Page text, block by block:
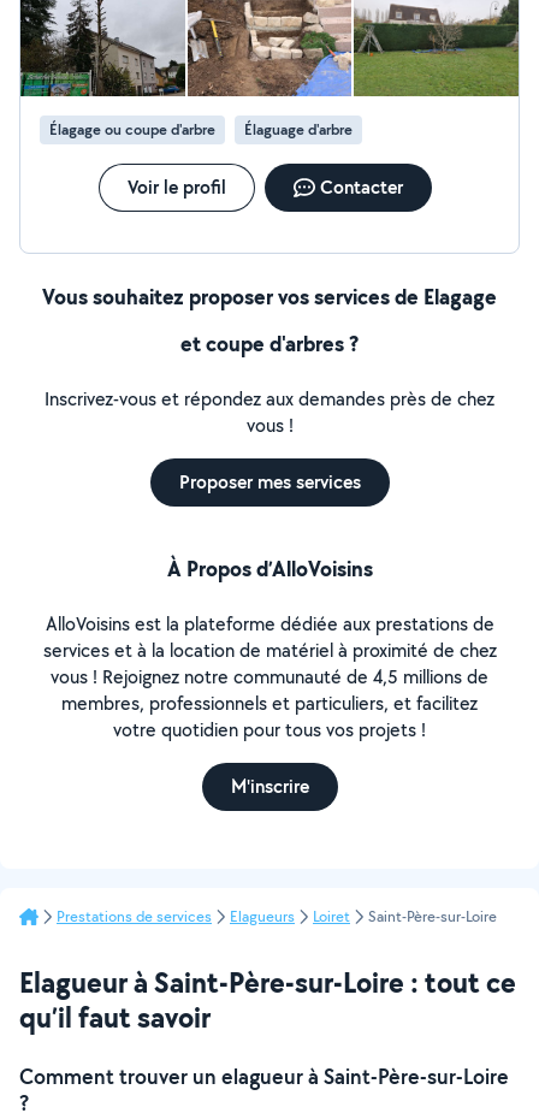
Élagage ou coupe d'arbre Élaguage d'arbre
Voir le profil Contacter
Vous souhaitez proposer vos services de Elagage
et coupe d'arbres ?
Inscrivez-vous et répondez aux demandes près de chez
vous !
Proposer mes services
À Propos d’AlloVoisins
AlloVoisins est la plateforme dédiée aux prestations de
services et à la location de matériel à proximité de chez
vous ! Rejoignez notre communauté de 4,5 millions de
membres, professionnels et particuliers, et facilitez
votre quotidien pour tous vos projets !
M'inscrire
Prestations de services Elagueurs Loiret Saint-Père-sur-Loire
Elagueur à Saint-Père-sur-Loire : tout ce
qu’il faut savoir
Comment trouver un elagueur à Saint-Père-sur-Loire
?